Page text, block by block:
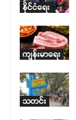
နိုင်ငံရေး
ကျန်းမာရေး
သတင်း